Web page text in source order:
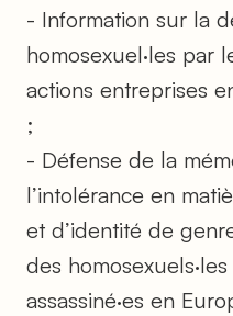
- Information sur la
homosexuel·les par
actions entreprises
;
- Défense de la
l’intolérance en
et d’identité de
des
assassiné·es en